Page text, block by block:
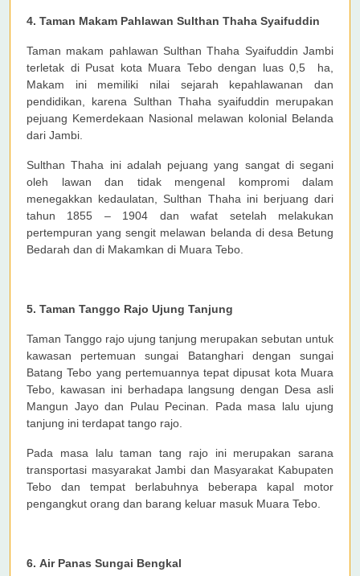
4. Taman Makam Pahlawan Sulthan Thaha Syaifuddin
Taman makam pahlawan Sulthan Thaha Syaifuddin Jambi
terletak di Pusat kota Muara Tebo dengan luas 0,5 ha,
Makam ini memiliki nilai sejarah kepahlawanan dan
pendidikan, karena Sulthan Thaha syaifuddin merupakan
pejuang Kemerdekaan Nasional melawan kolonial Belanda
dari Jambi.
Sulthan Thaha ini adalah pejuang yang sangat di segani
oleh lawan dan tidak mengenal kompromi dalam
menegakkan kedaulatan, Sulthan Thaha ini berjuang dari
tahun 1855 – 1904 dan wafat setelah melakukan
pertempuran yang sengit melawan belanda di desa Betung
Bedarah dan di Makamkan di Muara Tebo.
5. Taman Tanggo Rajo Ujung Tanjung
Taman Tanggo rajo ujung tanjung merupakan sebutan untuk
kawasan pertemuan sungai Batanghari dengan sungai
Batang Tebo yang pertemuannya tepat dipusat kota Muara
Tebo, kawasan ini berhadapa langsung dengan Desa asli
Mangun Jayo dan Pulau Pecinan. Pada masa lalu ujung
tanjung ini terdapat tango rajo.
Pada masa lalu taman tang rajo ini merupakan sarana
transportasi masyarakat Jambi dan Masyarakat Kabupaten
Tebo dan tempat berlabuhnya beberapa kapal motor
pengangkut orang dan barang keluar masuk Muara Tebo.
6. Air Panas Sungai Bengkal